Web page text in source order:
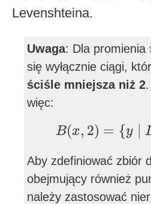
Levenshteina.
Uwaga: Dla promienia
się wyłącznie ciągi,
ściśle mniejsza niż 2
więc:
B(x, 2) = {y ∣
(x ={ ∣
Aby zdefiniować zbiór
obejmujący również
należy zastosować